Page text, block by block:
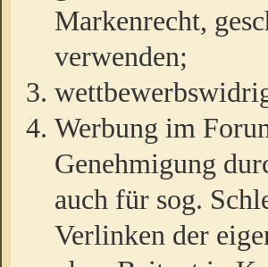
Markenrecht,
verwenden;
Werbung im
Genehmigung
auch für sog.
Verlinken der